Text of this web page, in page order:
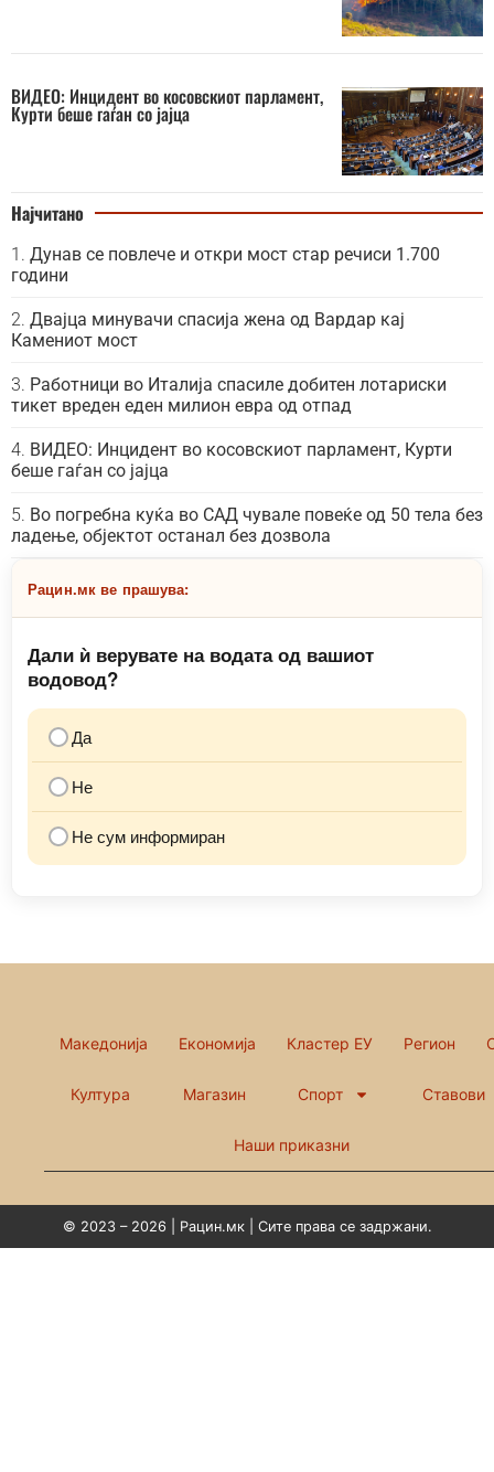
ВИДЕО: Инцидент во косовскиот парламент,
Курти беше гаѓан со јајца
Најчитано
Дунав се повлече и откри мост стар речиси 1.700
години
Двајца минувачи спасија жена од Вардар кај
Камениот мост
Работници во Италија спасиле добитен лотариски
тикет вреден еден милион евра од отпад
ВИДЕО: Инцидент во косовскиот парламент, Курти
беше гаѓан со јајца
Во погребна куќа во САД чувале повеќе од 50 тела без
ладење, објектот останал без дозвола
Рацин.мк ве прашува:
Дали ѝ верувате на водата од вашиот
водовод?
Да
Не
Не сум информиран
Македонија Економија Кластер ЕУ Регион
Култура Магазин Спорт Ставови
Наши приказни
© 2023 – 2026 | Рацин.мк | Сите права се задржани.